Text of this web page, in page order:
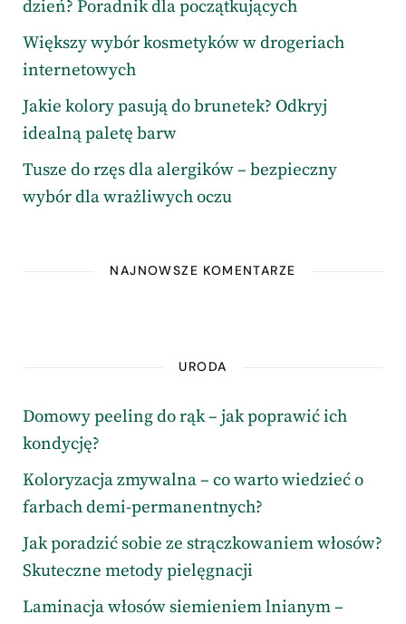
dzień? Poradnik dla początkujących
Większy wybór kosmetyków w drogeriach
internetowych
Jakie kolory pasują do brunetek? Odkryj
idealną paletę barw
Tusze do rzęs dla alergików – bezpieczny
wybór dla wrażliwych oczu
NAJNOWSZE KOMENTARZE
URODA
Domowy peeling do rąk – jak poprawić ich
kondycję?
Koloryzacja zmywalna – co warto wiedzieć o
farbach demi-permanentnych?
Jak poradzić sobie ze strączkowaniem włosów?
Skuteczne metody pielęgnacji
Laminacja włosów siemieniem lnianym –